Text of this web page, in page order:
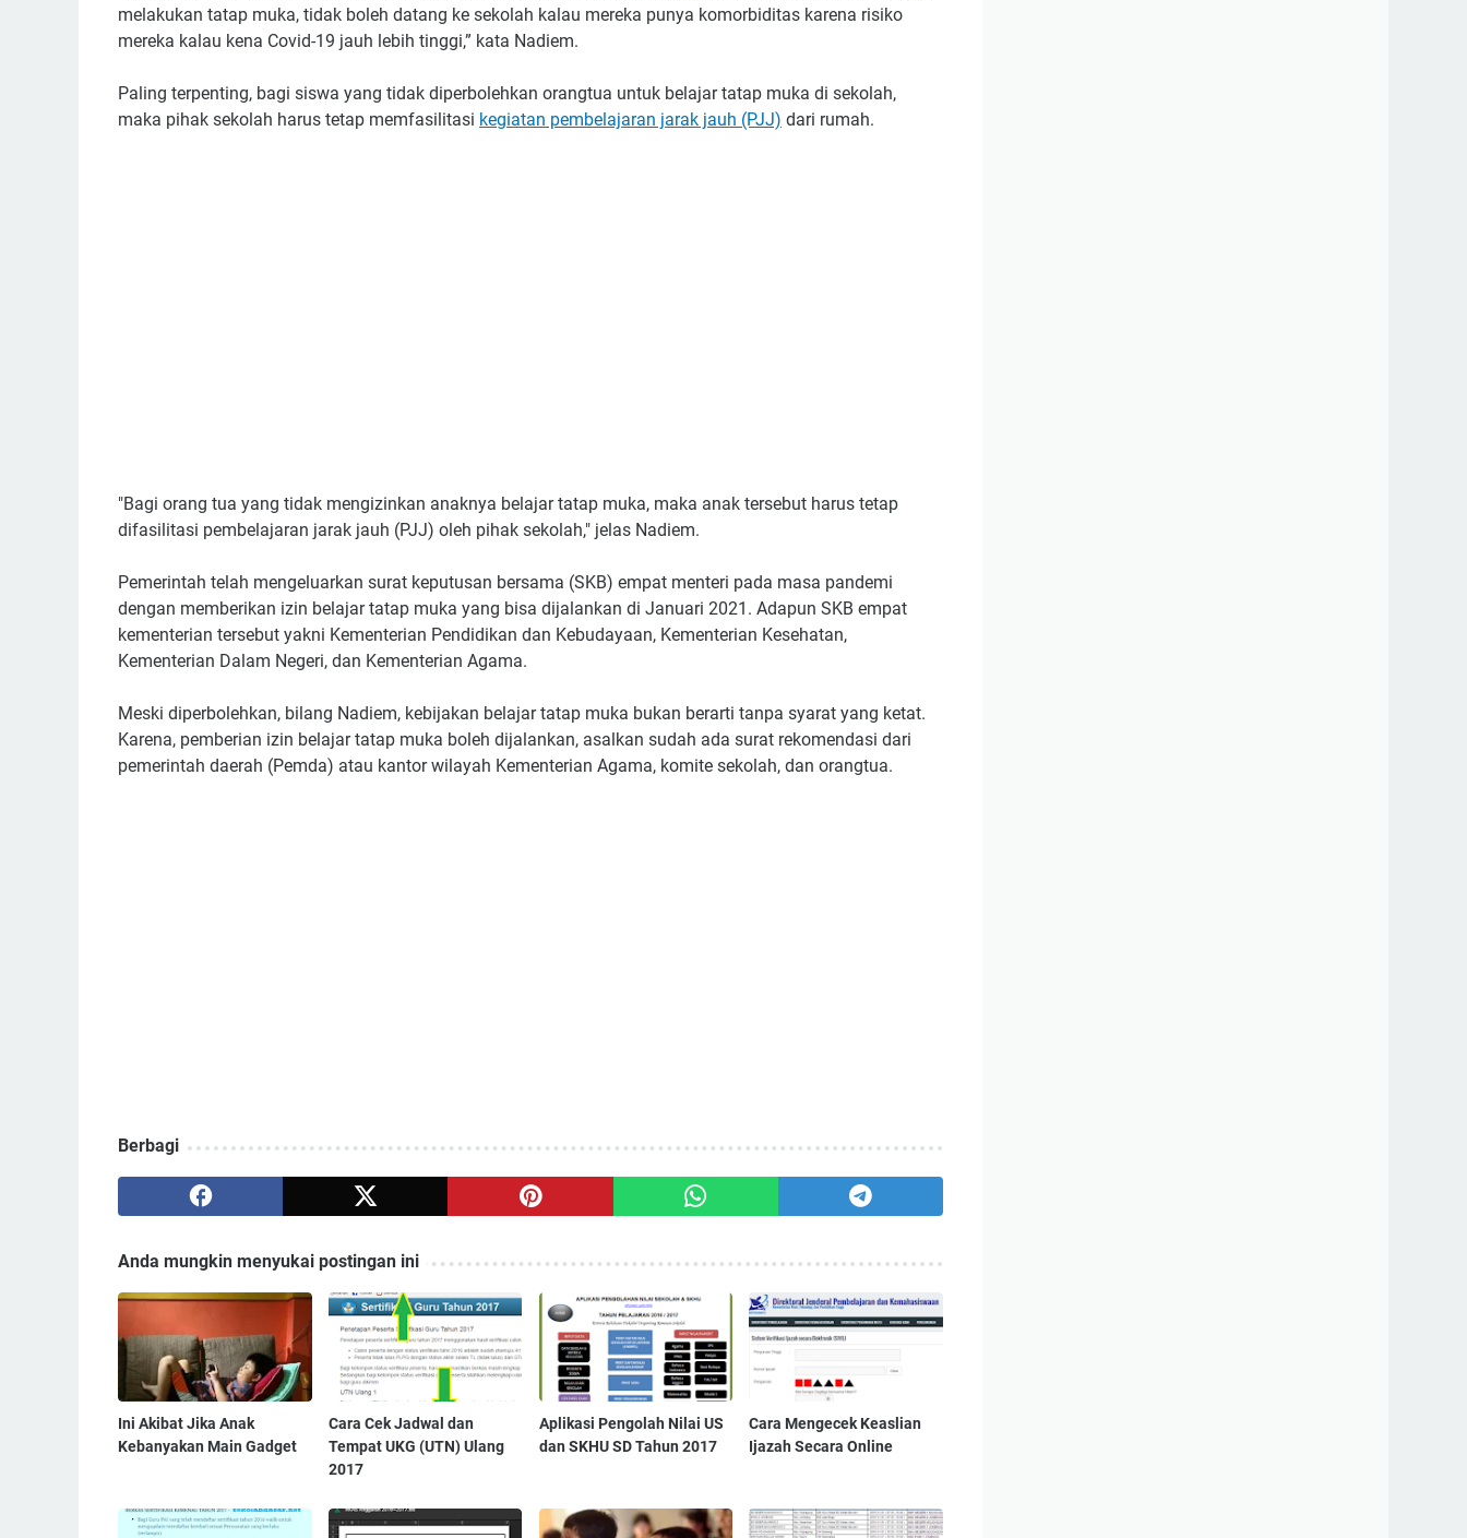
melakukan tatap muka, tidak boleh datang ke sekolah kalau mereka punya komorbiditas karena risiko
mereka kalau kena Covid-19 jauh lebih tinggi,” kata Nadiem.
Paling terpenting, bagi siswa yang tidak diperbolehkan orangtua untuk belajar tatap muka di sekolah,
maka pihak sekolah harus tetap memfasilitasi kegiatan pembelajaran jarak jauh (PJJ) dari rumah.
"Bagi orang tua yang tidak mengizinkan anaknya belajar tatap muka, maka anak tersebut harus tetap
difasilitasi pembelajaran jarak jauh (PJJ) oleh pihak sekolah," jelas Nadiem.
Pemerintah telah mengeluarkan surat keputusan bersama (SKB) empat menteri pada masa pandemi
dengan memberikan izin belajar tatap muka yang bisa dijalankan di Januari 2021. Adapun SKB empat
kementerian tersebut yakni Kementerian Pendidikan dan Kebudayaan, Kementerian Kesehatan,
Kementerian Dalam Negeri, dan Kementerian Agama.
Meski diperbolehkan, bilang Nadiem, kebijakan belajar tatap muka bukan berarti tanpa syarat yang ketat.
Karena, pemberian izin belajar tatap muka boleh dijalankan, asalkan sudah ada surat rekomendasi dari
pemerintah daerah (Pemda) atau kantor wilayah Kementerian Agama, komite sekolah, dan orangtua.
Berbagi
Anda mungkin menyukai postingan ini
Ini Akibat Jika Anak
Kebanyakan Main Gadget
Cara Cek Jadwal dan
Tempat UKG (UTN) Ulang
2017
Aplikasi Pengolah Nilai US
dan SKHU SD Tahun 2017
Cara Mengecek Keaslian
Ijazah Secara Online